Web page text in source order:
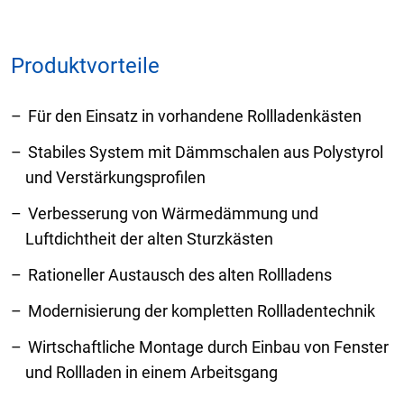
Produktvorteile
Für den Einsatz in vorhandene Rollladenkästen
Stabiles System mit Dämmschalen aus Polystyrol
und Verstärkungsprofilen
Verbesserung von Wärmedämmung und
Luftdichtheit der alten Sturzkästen
Rationeller Austausch des alten Rollladens
Modernisierung der kompletten Rollladentechnik
Wirtschaftliche Montage durch Einbau von Fenster
und Rollladen in einem Arbeitsgang